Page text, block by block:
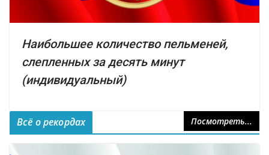
Наибольшее количество пельменей,
слепленных за десять минут
(индивидуальный)
Всё о рекордах Посмотреть...